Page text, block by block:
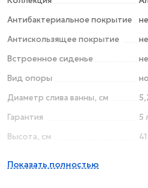
Антибактериальное покрытие
Антискользящее покрытие
Встроенное сиденье
Вид опоры
Диаметр слива ванны, см
Гарантия
5
Высота, см
41
Показать полностью